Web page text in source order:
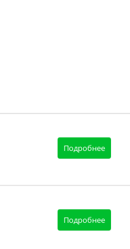
Подробнее
Подробнее